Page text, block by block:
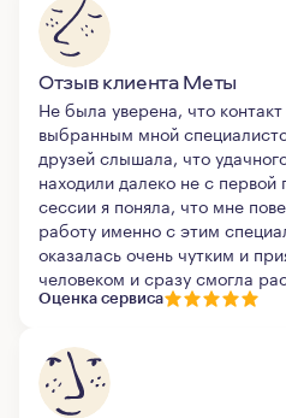
Отзыв клиента Меты
Не была уверена, что
выбранным мной
друзей слышала, что
находили далеко не с
сессии я поняла, что мне
работу именно с этим
оказалась очень чутким и
человеком и сразу смогла
Оценка сервиса